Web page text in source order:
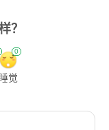
？
0
睡觉